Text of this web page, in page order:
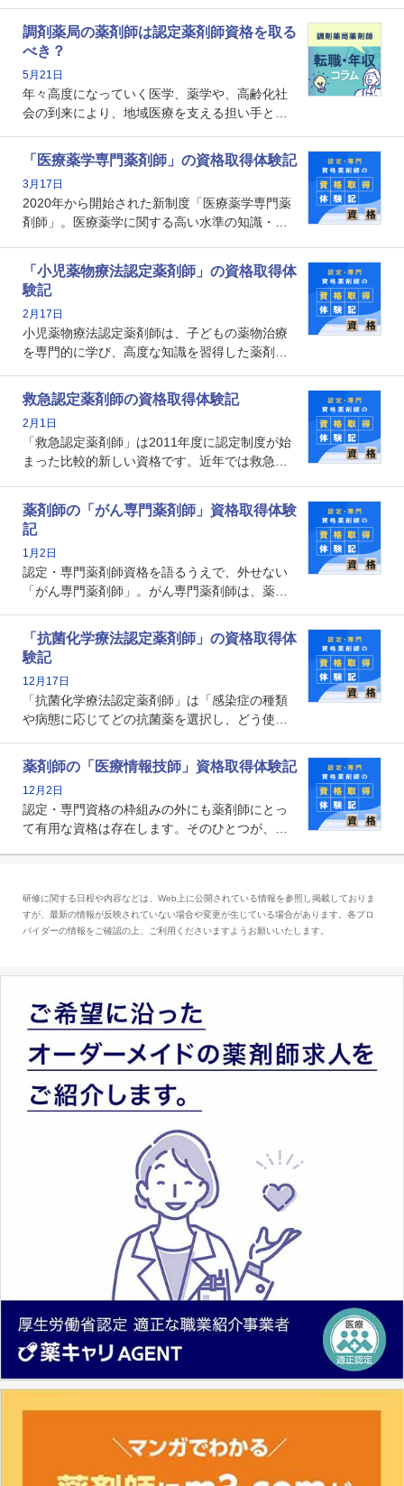
という声を聞いたことがあるかもしれません。
本記事では、認定薬剤師が「意味ない」といわ
れる理由や、取得するメリット、年収・キャリ
アへの影響を解説します。
調剤薬局の薬剤師は認定薬剤師資格を取る
べき？
5月21日
年々高度になっていく医学、薬学や、高齢化社
会の到来により、地域医療を支える担い手とし
で、重要度が増しているのが認定薬剤師という
資格です。認定薬剤師とはいったいどんな資格
なのでしょうか。それを取得するとどのような
メリットがあるのでしょうか。
「医療薬学専門薬剤師」の資格取得体験記
3月17日
2020年から開始された新制度「医療薬学専門薬
剤師」。医療薬学に関する高い水準の知識・技
となります。取得要件は多岐に渡り、審査も複
数回ありますが、患者さんに対して一定の能力
の証明になる資格と言えます。
「小児薬物療法認定薬剤師」の資格取得体
験記
2月17日
小児薬物療法認定薬剤師は、子どもの薬物治療
を専門的に学び、高度な知識を習得した薬剤師
や、特有の疾患、心理状況を理解し、専門性を
深めることで、子どもとその保護者に寄り添え
る存在です。今回はそんな小児薬物療法認定薬
剤師の取得体験記をご紹介します。
救急認定薬剤師の資格取得体験記
2月1日
「救急認定薬剤師」は2011年度に認定制度が始
まった比較的新しい資格です。近年では救急病
増えているのではないでしょうか。今回はそん
な救急認定薬剤師の取得体験記をご紹介しま
す。
薬剤師の「がん専門薬剤師」資格取得体験
記
1月2日
認定・専門薬剤師資格を語るうえで、外せない
「がん専門薬剤師」。がん専門薬剤師は、薬剤
関する資格として、2009年に発足しました。薬
剤師の専門性を活かして高度化するがん医療に
貢献する姿は、今も病院薬剤師にとって一目置
かれる存在です。
「抗菌化学療法認定薬剤師」の資格取得体
験記
12月17日
「抗菌化学療法認定薬剤師」は「感染症の種類
や病態に応じてどの抗菌薬を選択し、どう使っ
る薬剤師です。現在、感染防止対策加算の施設
基準に専任の薬剤師配置が挙げられており、今
後は感染症領域で薬剤師に、より多くの役割が
求められる可能性もあります。
薬剤師の「医療情報技師」資格取得体験記
12月2日
認定・専門資格の枠組みの外にも薬剤師にとっ
て有用な資格は存在します。そのひとつが、
とは、病院薬剤師を中心に大きな武器になりま
す。
研修に関する日程や内容などは、Web上に公開されている情報を参照し掲載しておりま
すが、最新の情報が反映されていない場合や変更が生じている場合があります。各プロ
バイダーの情報をご確認の上、ご利用くださいますようお願いいたします。